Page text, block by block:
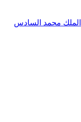
الملك محمد السادس